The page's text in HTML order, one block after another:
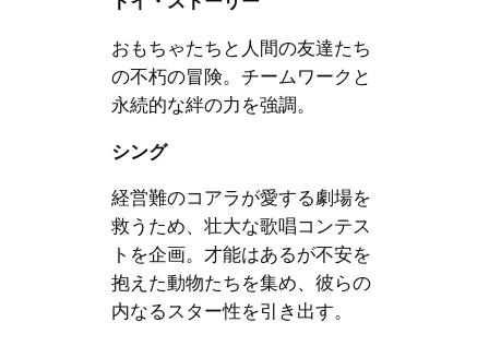
おもちゃたちと人間の友達たち
の不朽の冒険。チームワークと
永続的な絆の力を強調。
シング
経営難のコアラが愛する劇場を
救うため、壮大な歌唱コンテス
トを企画。才能はあるが不安を
抱えた動物たちを集め、彼らの
内なるスター性を引き出す。